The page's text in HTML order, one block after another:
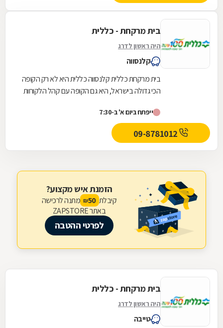
בית מרקחת - כללית
היה ראשון לדרג
קלנסווה
בית מרקחת כללית קלנסווה כללית היא לא רק הקופה
הכי גדולה בישראל, היא גם הקופה עם קהל הלקוחות
ייפתח ביום א' ב-7:30
09-8781012
הזמנת איש מקצוע?
קיבלת 50
₪ מתנה לרכישה
באתר ZAPSTORE
לפרטי ההטבה
בית מרקחת - כללית
היה ראשון לדרג
טייבה